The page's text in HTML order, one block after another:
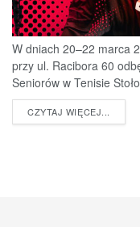
W dniach 20–22 marca
przy ul. Racibora 60
Seniorów w Tenisie
CZYTAJ WIĘCEJ...